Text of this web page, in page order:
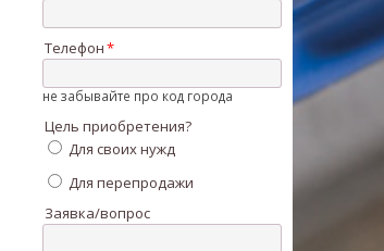
Телефон
не забывайте про код города
Цель приобретения?
Для своих нужд
Для перепродажи
Заявка/вопрос